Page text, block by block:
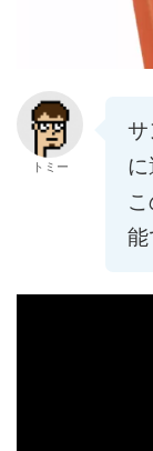
トミー
に
能